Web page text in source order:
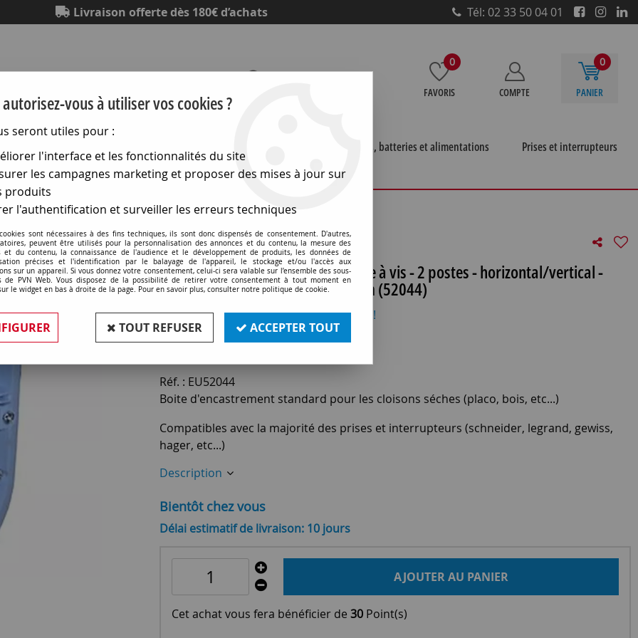
Livraison offerte dès 180€ d’achats Tél: 02 33 50 04 01
0
FAVORIS COMPTE
0
PANIER
Piles, batteries et alimentations
Prises et interrupteurs
d'encastrement >Boites d'encastrement non BBC >Boîte d'encastrement cloison sèche à vis - 2 postes -
Boîte d'encastrement cloison sèche à vis - 2 postes - horizontal/vertical -
profondeur 40mm - entraxe 71mm (52044)
Soyez le premier à donner votre avis !
3,00€TTC
Réf. : EU52044
Boite d'encastrement standard pour les cloisons séches (placo, bois, etc...)
Compatibles avec la majorité des prises et interrupteurs (schneider, legrand, gewiss,
hager, etc...)
Description
Bientôt chez vous
Délai estimatif de livraison: 10 jours
AJOUTER AU PANIER
Cet achat vous fera bénéficier de 30 Point(s)
vous à utiliser vos cookies ?
seront utiles pour :
l'interface et les fonctionnalités du site
les campagnes marketing et proposer des mises à jour sur
produits
l'authentification et surveiller les erreurs techniques
sont nécessaires à des fins techniques, ils sont donc dispensés de consentement. D'autres,
peuvent être utilisés pour la personnalisation des annonces et du contenu, la mesure des
et du contenu, la connaissance de l'audience et le développement de produits, les données de
précises et l'identification par le balayage de l'appareil, le stockage et/ou l'accès aux
sur un appareil. Si vous donnez votre consentement, celui-ci sera valable sur l’ensemble des sous-
de PVN Web. Vous disposez de la possibilité de retirer votre consentement à tout moment en
le widget en bas à droite de la page. Pour en savoir plus, consulter notre politique de cookie.
TOUT REFUSER ACCEPTER TOUT